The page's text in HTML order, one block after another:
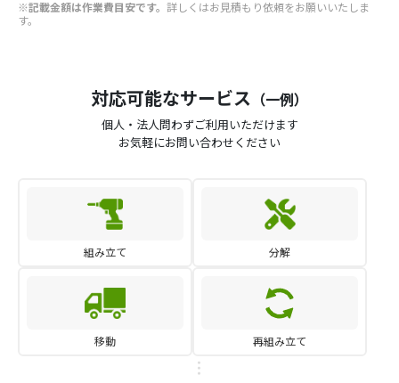
※記載金額は作業費目安です。 詳しくはお見積もり依頼をお願いいたしま
す。
対応可能なサービス （一例）
個人・法人問わずご利用いただけます
お気軽にお問い合わせください
組み立て 分解
移動 再組み立て